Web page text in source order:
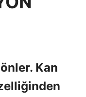
önler. Kan